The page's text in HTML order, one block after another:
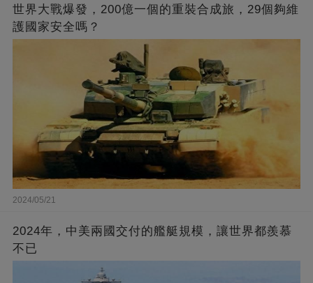
世界大戰爆發，200億一個的重裝合成旅，29個夠維
護國家安全嗎？
2024/05/21
2024年，中美兩國交付的艦艇規模，讓世界都羨慕
不已